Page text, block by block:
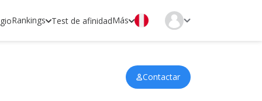
Rankings Test de afinidadMás
Contactar